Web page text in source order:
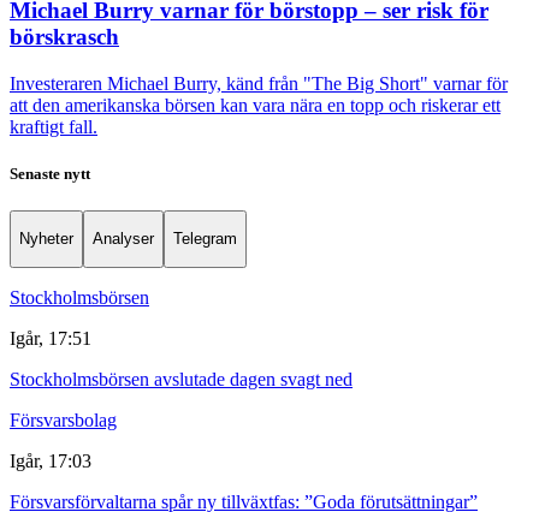
Michael Burry varnar för börstopp – ser risk för
börskrasch
Investeraren Michael Burry, känd från "The Big Short" varnar för
att den amerikanska börsen kan vara nära en topp och riskerar ett
kraftigt fall.
Senaste nytt
Nyheter Analyser Telegram
Stockholmsbörsen
Igår, 17:51
Stockholmsbörsen avslutade dagen svagt ned
Försvarsbolag
Igår, 17:03
Försvarsförvaltarna spår ny tillväxtfas: ”Goda förutsättningar”